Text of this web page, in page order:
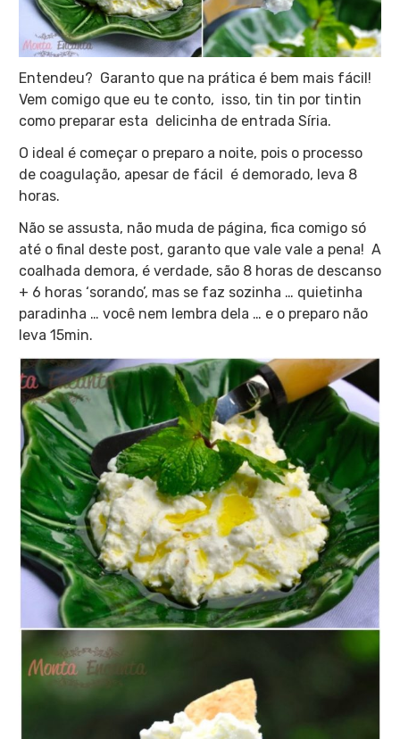
Entendeu? Garanto que na prática é bem mais fácil!
Vem comigo que eu te conto, isso, tin tin por tintin
como preparar esta delicinha de entrada Síria.
O ideal é começar o preparo a noite, pois o processo
de coagulação, apesar de fácil é demorado, leva 8
horas.
Não se assusta, não muda de página, fica comigo só
até o final deste post, garanto que vale vale a pena! A
coalhada demora, é verdade, são 8 horas de descanso
+ 6 horas ‘sorando’, mas se faz sozinha … quietinha
paradinha … você nem lembra dela … e o preparo não
leva 15min.